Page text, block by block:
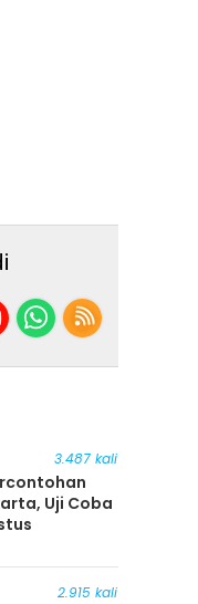
3.487 kali
Uji Coba
2.915 kali